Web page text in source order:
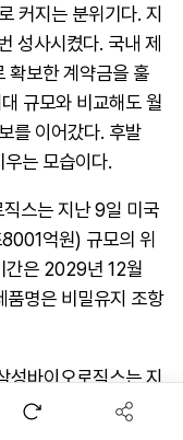
커지는 분위기다. 지
성사시켰다. 국내 제
확보한 계약금을 훌
규모와 비교해도 월
를 이어갔다. 후발
는 모습이다.
스는 지난 9일 미국
억원) 규모의 위
간은 2029년 12월
명은 비밀유지 조항
성바이오로직스는 지
모 CMO 계약을 체